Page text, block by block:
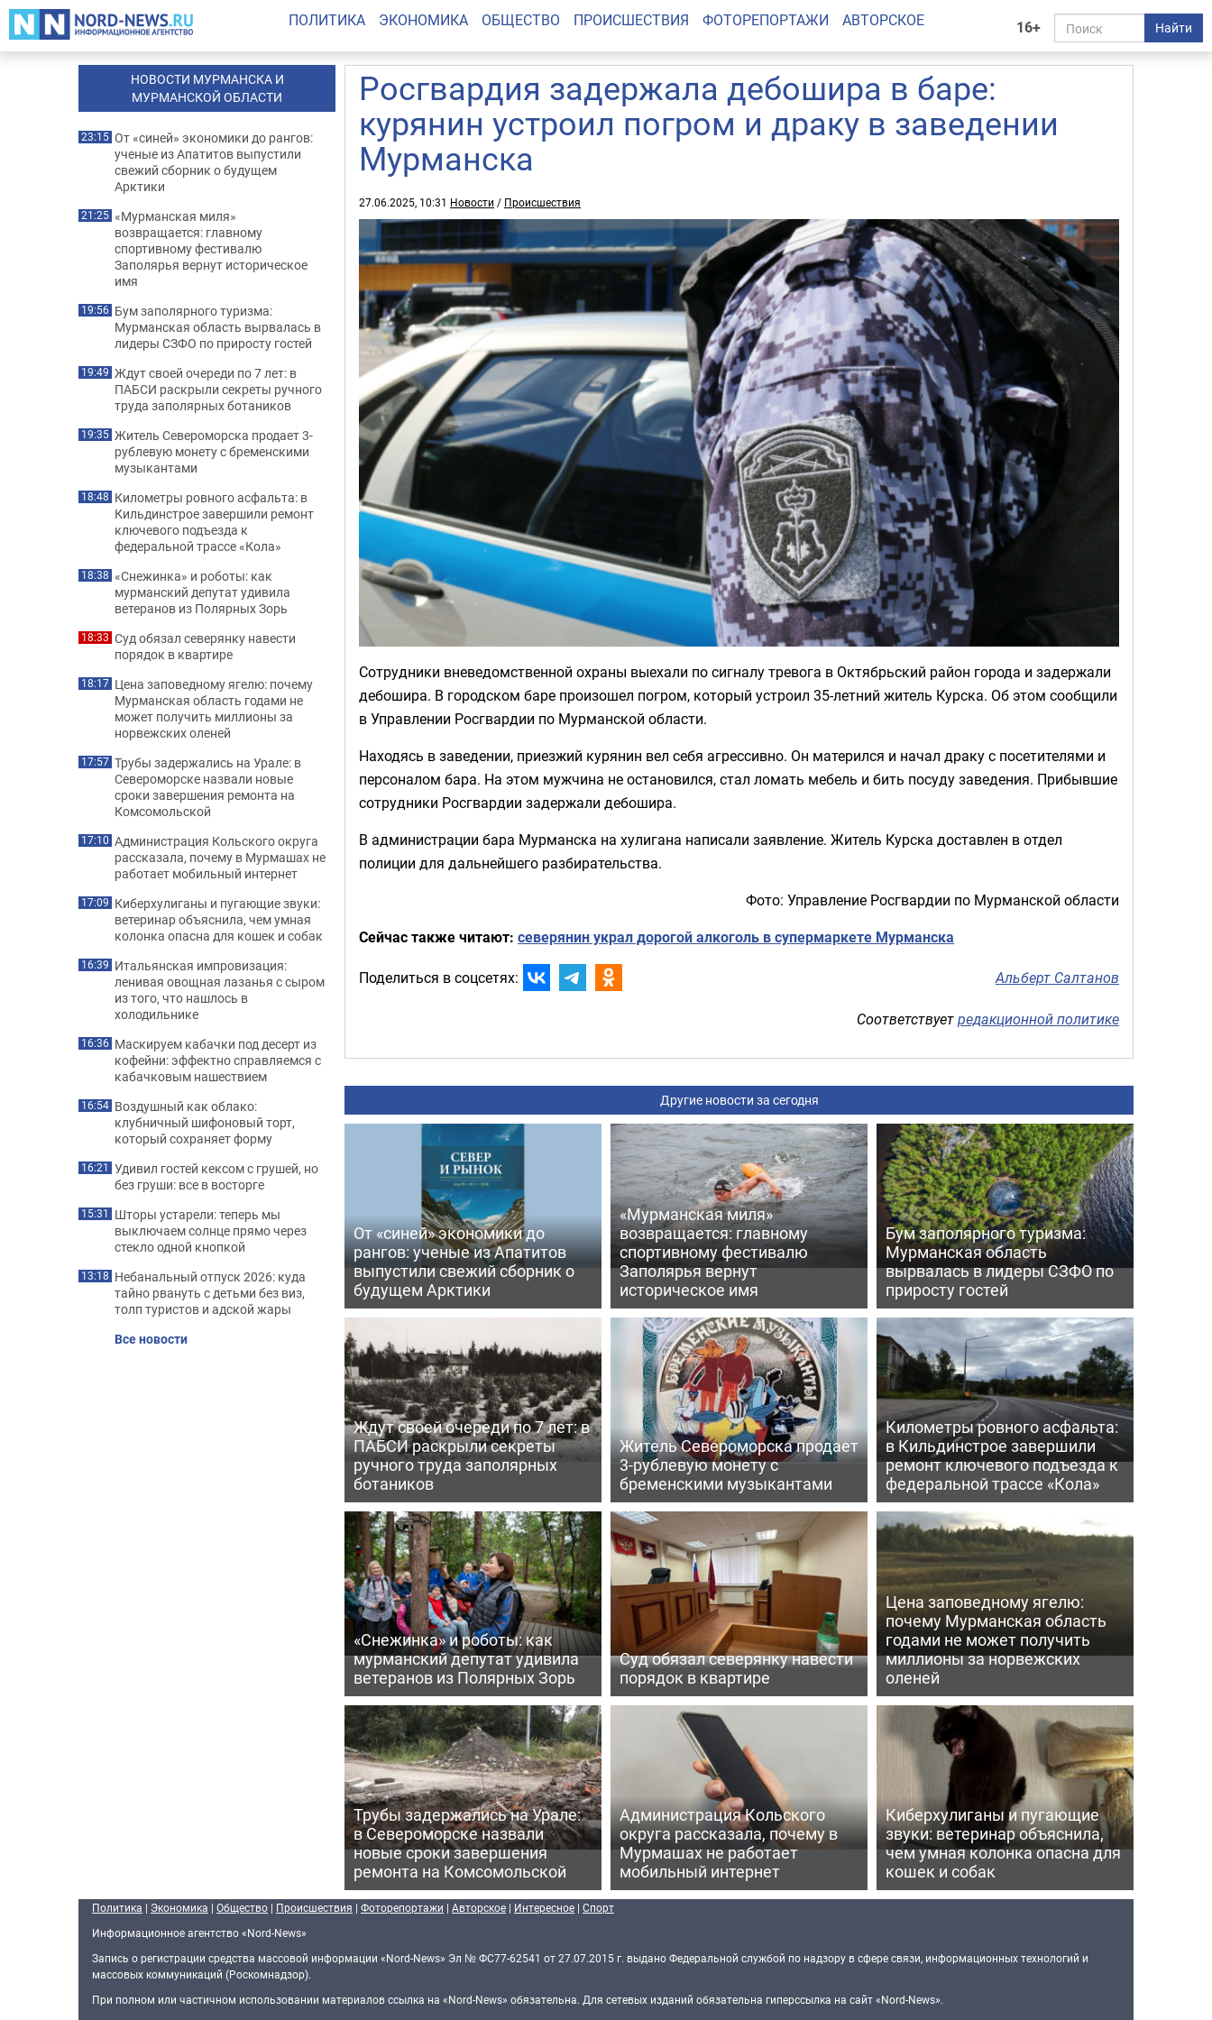
16+ Найти
ПОЛИТИКА ЭКОНОМИКА ОБЩЕСТВО ПРОИСШЕСТВИЯ ФОТОРЕПОРТАЖИ АВТОРСКОЕ
Росгвардия задержала дебошира в баре:
курянин устроил погром и драку в заведении
Мурманска
27.06.2025, 10:31 Новости / Происшествия
Сотрудники вневедомственной охраны выехали по сигналу тревога в Октябрьский район города и задержали
дебошира. В городском баре произошел погром, который устроил 35-летний житель Курска. Об этом сообщили
в Управлении Росгвардии по Мурманской области.
Находясь в заведении, приезжий курянин вел себя агрессивно. Он матерился и начал драку с посетителями и
персоналом бара. На этом мужчина не остановился, стал ломать мебель и бить посуду заведения. Прибывшие
сотрудники Росгвардии задержали дебошира.
В администрации бара Мурманска на хулигана написали заявление. Житель Курска доставлен в отдел
полиции для дальнейшего разбирательства.
Фото: Управление Росгвардии по Мурманской области
Сейчас также читают: северянин украл дорогой алкоголь в супермаркете Мурманска
Поделиться в соцсетях: Альберт Салтанов
Соответствуетредакционной политике
Другие новости за сегодня
От «синей» экономики до
рангов: ученые из Апатитов
выпустили свежий сборник о
будущем Арктики
«Мурманская миля»
возвращается: главному
спортивному фестивалю
Заполярья вернут
историческое имя
Бум заполярного туризма:
Мурманская область
вырвалась в лидеры СЗФО по
приросту гостей
Ждут своей очереди по 7 лет: в
ПАБСИ раскрыли секреты
ручного труда заполярных
ботаников
Житель Североморска продает
3-рублевую монету с
бременскими музыкантами
Километры ровного асфальта:
в Кильдинстрое завершили
ремонт ключевого подъезда к
федеральной трассе «Кола»
«Снежинка» и роботы: как
мурманский депутат удивила
ветеранов из Полярных Зорь
Суд обязал северянку навести
порядок в квартире
Цена заповедному ягелю:
почему Мурманская область
годами не может получить
миллионы за норвежских
оленей
Трубы задержались на Урале:
в Североморске назвали
новые сроки завершения
ремонта на Комсомольской
Администрация Кольского
округа рассказала, почему в
Мурмашах не работает
мобильный интернет
Киберхулиганы и пугающие
звуки: ветеринар объяснила,
чем умная колонка опасна для
кошек и собак
НОВОСТИ МУРМАНСКА И
МУРМАНСКОЙ ОБЛАСТИ
23:15 От «синей» экономики до рангов:
ученые из Апатитов выпустили
свежий сборник о будущем
Арктики
21:25 «Мурманская миля»
возвращается: главному
спортивному фестивалю
Заполярья вернут историческое
имя
19:56 Бум заполярного туризма:
Мурманская область вырвалась в
лидеры СЗФО по приросту гостей
19:49 Ждут своей очереди по 7 лет: в
ПАБСИ раскрыли секреты ручного
труда заполярных ботаников
19:35 Житель Североморска продает 3-
рублевую монету с бременскими
музыкантами
18:48 Километры ровного асфальта: в
Кильдинстрое завершили ремонт
ключевого подъезда к
федеральной трассе «Кола»
18:38 «Снежинка» и роботы: как
мурманский депутат удивила
ветеранов из Полярных Зорь
18:33 Суд обязал северянку навести
порядок в квартире
18:17 Цена заповедному ягелю: почему
Мурманская область годами не
может получить миллионы за
норвежских оленей
17:57 Трубы задержались на Урале: в
Североморске назвали новые
сроки завершения ремонта на
Комсомольской
17:10 Администрация Кольского округа
рассказала, почему в Мурмашах не
работает мобильный интернет
17:09 Киберхулиганы и пугающие звуки:
ветеринар объяснила, чем умная
колонка опасна для кошек и собак
16:39 Итальянская импровизация:
ленивая овощная лазанья с сыром
из того, что нашлось в
холодильнике
16:36 Маскируем кабачки под десерт из
кофейни: эффектно справляемся с
кабачковым нашествием
16:54 Воздушный как облако:
клубничный шифоновый торт,
который сохраняет форму
16:21 Удивил гостей кексом с грушей, но
без груши: все в восторге
15:31 Шторы устарели: теперь мы
выключаем солнце прямо через
стекло одной кнопкой
13:18 Небанальный отпуск 2026: куда
тайно рвануть с детьми без виз,
толп туристов и адской жары
Все новости
Политика | Экономика | Общество | Происшествия | Фоторепортажи | Авторское | Интересное | Спорт
Информационное агентство «Nord-News»
Запись о регистрации средства массовой информации «Nord-News» Эл № ФС77-62541 от 27.07.2015 г. выдано Федеральной службой по надзору в сфере связи, информационных технологий и
массовых коммуникаций (Роскомнадзор).
При полном или частичном использовании материалов ссылка на «Nord-News» обязательна. Для сетевых изданий обязательна гиперссылка на сайт «Nord-News».